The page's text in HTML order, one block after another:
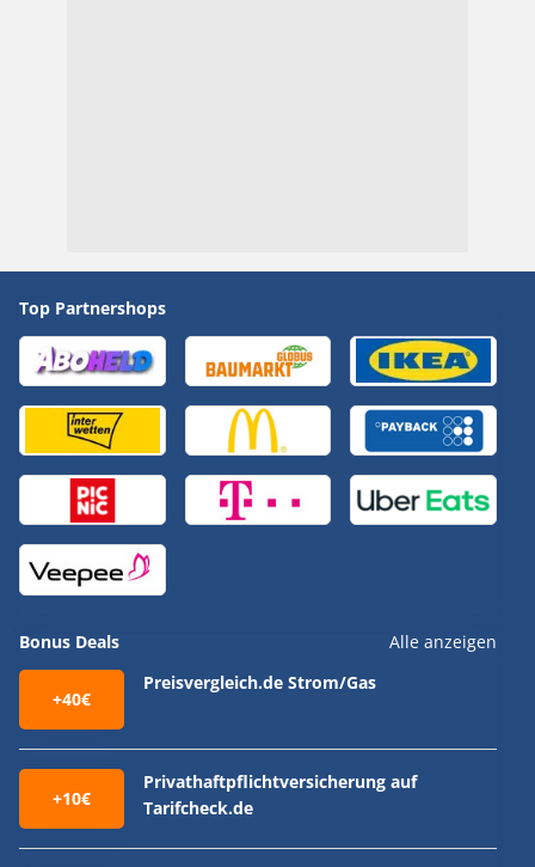
Top Partnershops
Bonus Deals Alle anzeigen
+40€
Preisvergleich.de Strom/Gas
+10€
Privathaftpflichtversicherung auf
Tarifcheck.de